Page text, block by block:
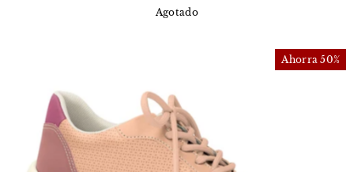
Agotado
Ahorra 50%